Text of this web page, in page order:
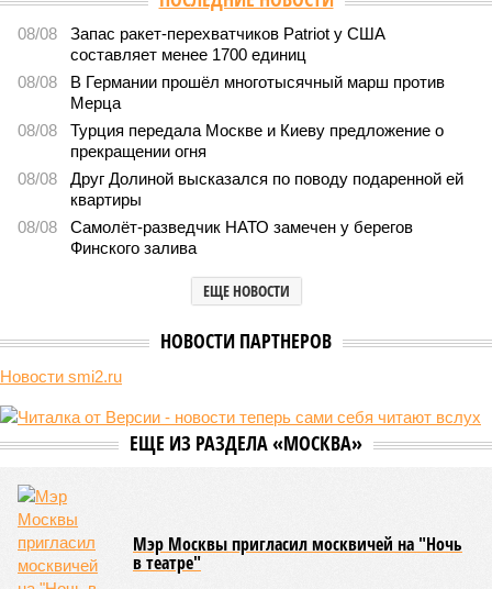
08/08
Запас ракет-перехватчиков Patriot у США
составляет менее 1700 единиц
08/08
В Германии прошёл многотысячный марш против
Мерца
08/08
Турция передала Москве и Киеву предложение о
прекращении огня
08/08
Друг Долиной высказался по поводу подаренной ей
квартиры
08/08
Самолёт-разведчик НАТО замечен у берегов
Финского залива
ЕЩЕ НОВОСТИ
НОВОСТИ ПАРТНЕРОВ
Новости smi2.ru
ЕЩЕ ИЗ РАЗДЕЛА «МОСКВА»
Мэр Москвы пригласил москвичей на "Ночь
в театре"